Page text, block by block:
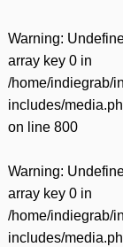
Warning:
array key 0 in
/home/indiegrab/
includes/
on line 800
Warning:
array key 0 in
/home/indiegrab/
includes/